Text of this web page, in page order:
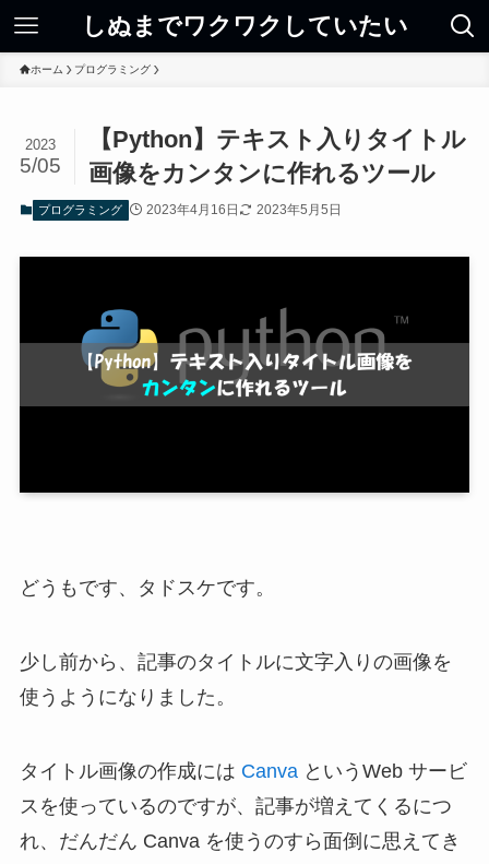
しぬまでワクワクしていたい
ホーム プログラミング
【Python】テキスト入りタイトル
画像をカンタンに作れるツール
2023
5/05
プログラミング 2023年4月16日 2023年5月5日
どうもです、タドスケです。
少し前から、記事のタイトルに文字入りの画像を
使うようになりました。
タイトル画像の作成には CanvaというWeb サービ
スを使っているのですが、記事が増えてくるにつ
れ、だんだん Canva を使うのすら面倒に思えてき